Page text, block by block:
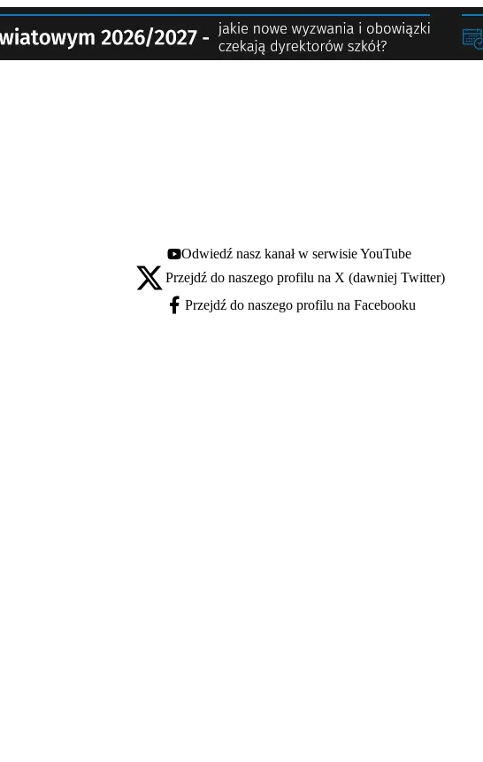
Youtube - otwiera się w nowej karcie
Odwiedź nasz kanał w serwisie YouTube
X - otwiera się w nowej karcie
Przejdź do naszego profilu na X (dawniej Twitter)
Facebook - otwiera się w nowej karcie
Przejdź do naszego profilu na Facebooku